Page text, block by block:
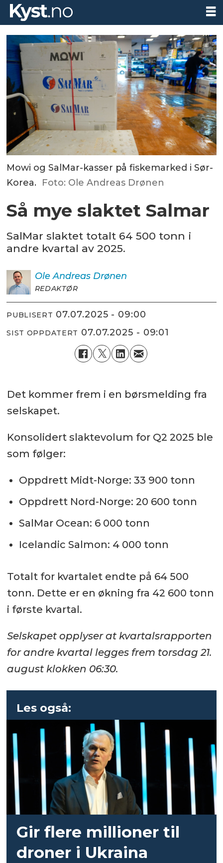
Mowi og SalMar-kasser på fiskemarked i Sør-
Korea. Foto: Ole Andreas Drønen
Så mye slaktet Salmar
SalMar slaktet totalt 64 500 tonn i
andre kvartal av 2025.
Ole Andreas Drønen
REDAKTØR
PUBLISERT 07.07.2025 - 09:00
SIST OPPDATERT 07.07.2025 - 09:01
Det kommer frem i en børsmelding fra
selskapet.
Konsolidert slaktevolum for Q2 2025 ble
som følger:
Oppdrett Midt-Norge: 33 900 tonn
Oppdrett Nord-Norge: 20 600 tonn
SalMar Ocean: 6 000 tonn
Icelandic Salmon: 4 000 tonn
Totalt for kvartalet endte på 64 500
tonn. Dette er en økning fra 42 600 tonn
i første kvartal.
Selskapet opplyser at kvartalsrapporten
for andre kvartal legges frem torsdag 21.
august klokken 06:30.
Les også:
Gir flere millioner til
droner i Ukraina